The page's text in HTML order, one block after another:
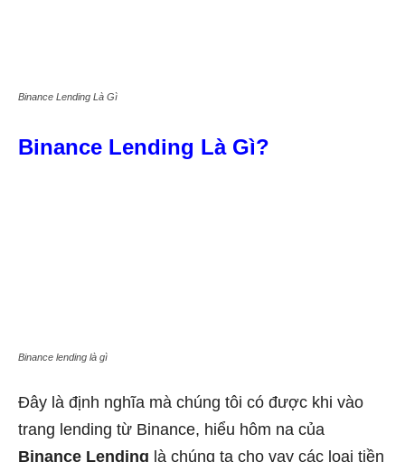
Binance Lending Là Gì
Binance Lending Là Gì?
Binance lending là gì
Đây là định nghĩa mà chúng tôi có được khi vào
trang lending từ Binance, hiểu hôm na của
Binance Lending là chúng ta cho vay các loại tiền